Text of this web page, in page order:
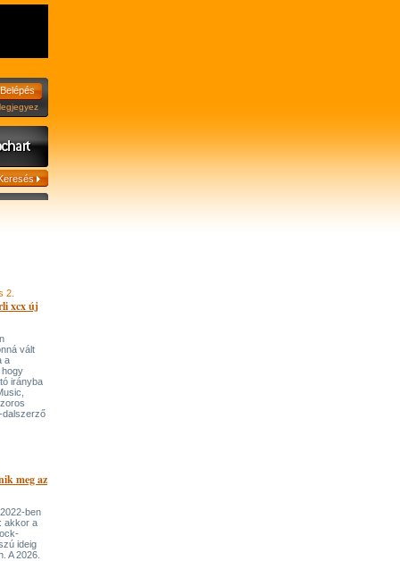
2.
xcx új
vált
a
hogy
irányba
dalszerző
meg az
ben
akkor a
ideig
A 2026.